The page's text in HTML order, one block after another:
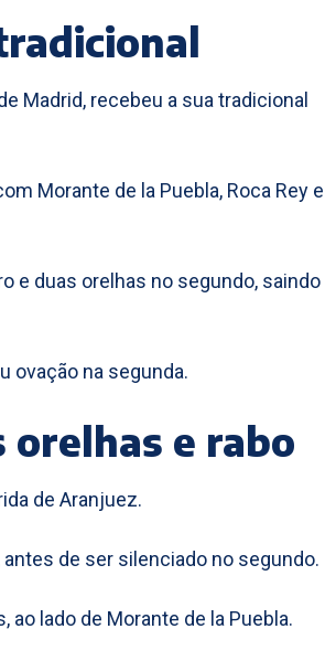
Madrid, recebeu a sua tradicional
Morante de la Puebla, Roca Rey e
e duas orelhas no segundo, saindo
ovação na segunda.
orelhas e rabo
de Aranjuez.
de ser silenciado no segundo.
lado de Morante de la Puebla.